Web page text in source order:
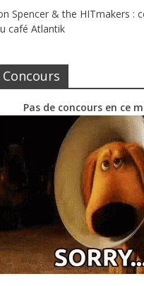
Spencer & the HITmakers :
café Atlantik
Concours
Pas de concours en ce